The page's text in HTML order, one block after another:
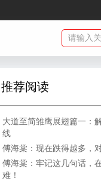
推荐阅读
大道至简雏鹰展翅篇一：
线
傅海棠：现在跌得越多，
傅海棠：牢记这几句话，
难！